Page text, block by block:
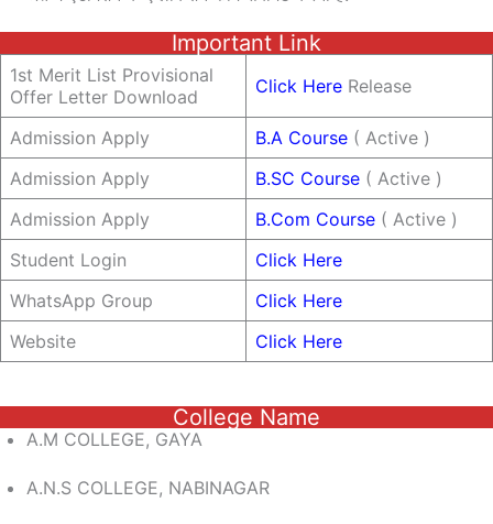
Important Link
1st Merit List Provisional
Offer Letter Download
Click Here Release
Admission Apply B.A Course ( Active )
Admission Apply
B.SC Course ( Active )
Admission Apply
B.Com Course ( Active )
Student Login
Click Here
WhatsApp Group
Click Here
Website
Click Here
College Name
A.M COLLEGE, GAYA
A.N.S COLLEGE, NABINAGAR